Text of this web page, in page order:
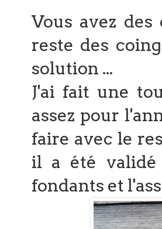
Vous avez
reste des
solution ...
J'ai fait une
assez pour
faire avec le
il a été validé
fondants et